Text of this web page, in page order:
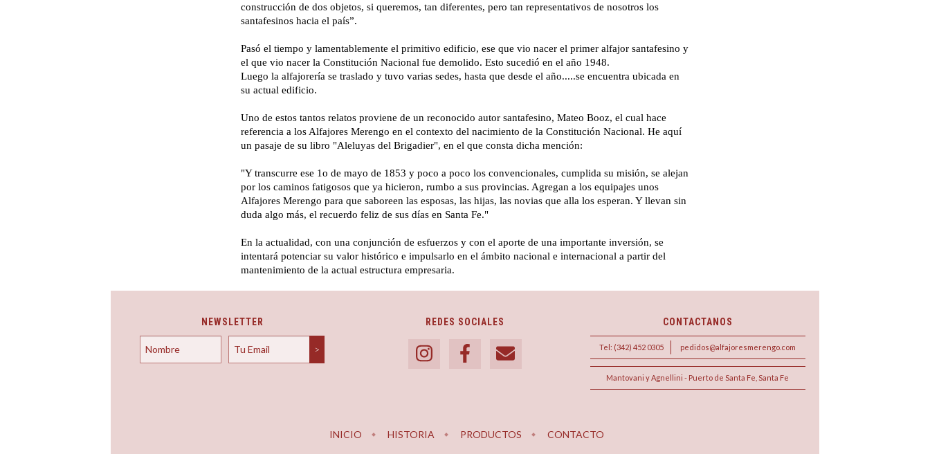
construcción de dos objetos, si queremos, tan diferentes, pero tan representativos de nosotros los
santafesinos hacia el país”.
Pasó el tiempo y lamentablemente el primitivo edificio, ese que vio nacer el primer alfajor santafesino y
el que vio nacer la Constitución Nacional fue demolido. Esto sucedió en el año 1948.
Luego la alfajorería se traslado y tuvo varias sedes, hasta que desde el año.....se encuentra ubicada en
su actual edificio.
Uno de estos tantos relatos proviene de un reconocido autor santafesino, Mateo Booz, el cual hace
referencia a los Alfajores Merengo en el contexto del nacimiento de la Constitución Nacional. He aquí
un pasaje de su libro "Aleluyas del Brigadier", en el que consta dicha mención:
"Y transcurre ese 1o de mayo de 1853 y poco a poco los convencionales, cumplida su misión, se alejan
por los caminos fatigosos que ya hicieron, rumbo a sus provincias. Agregan a los equipajes unos
Alfajores Merengo para que saboreen las esposas, las hijas, las novias que alla los esperan. Y llevan sin
duda algo más, el recuerdo feliz de sus días en Santa Fe."
En la actualidad, con una conjunción de esfuerzos y con el aporte de una importante inversión, se
intentará potenciar su valor histórico e impulsarlo en el ámbito nacional e internacional a partir del
mantenimiento de la actual estructura empresaria.
NEWSLETTER REDES SOCIALES CONTACTANOS
Tel: (342) 452 0305 pedidos@alfajoresmerengo.com
Mantovani y Agnellini - Puerto de Santa Fe, Santa Fe
INICIO HISTORIA PRODUCTOS CONTACTO